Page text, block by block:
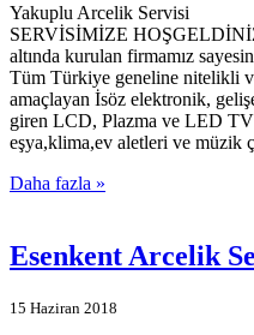
Yakuplu Arcelik Servisi
SERVİSİMİZE
altında kurulan firmamız
Tüm Türkiye geneline nitelikli
amaçlayan İsöz elektronik,
giren LCD, Plazma ve LED
eşya,klima,ev aletleri ve
Daha fazla »
Esenkent Arcelik
15 Haziran 2018